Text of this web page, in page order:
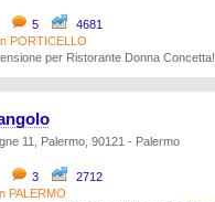
5
4681
PORTICELLO
per Ristorante Donna Concetta!
11, Palermo, 90121 - Palermo
3
2712
PALERMO